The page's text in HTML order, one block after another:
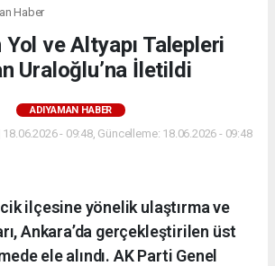
Haber
Yol ve Altyapı Talepleri
Uraloğlu’na İletildi
ADIYAMAN HABER
- 09:48, Güncelleme: 18.06.2026 - 09:48
ilçesine yönelik ulaştırma ve
Ankara’da gerçekleştirilen üst
ele alındı. AK Parti Genel